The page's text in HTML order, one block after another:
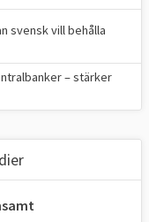
som krävs
det bara
inte har
fram
att de kan
men
svensk vill behålla
– stärker